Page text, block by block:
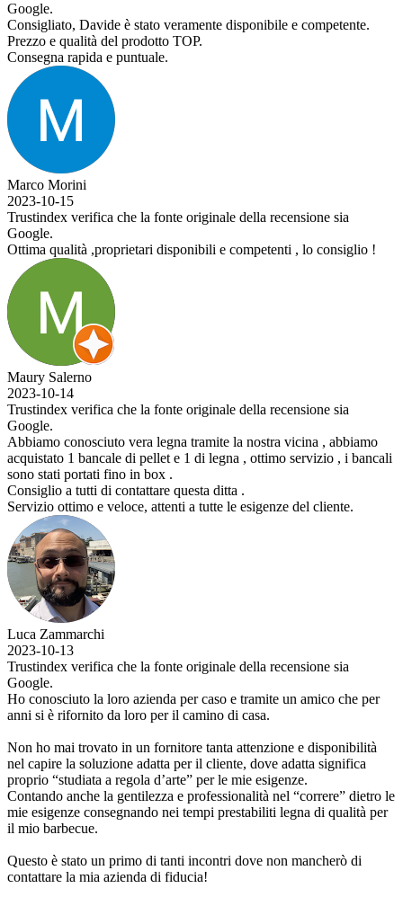
Google.
Consigliato, Davide è stato veramente disponibile e competente.
Prezzo e qualità del prodotto TOP.
Consegna rapida e puntuale.
Marco Morini
2023-10-15
Trustindex verifica che la fonte originale della recensione sia
Google.
Ottima qualità ,proprietari disponibili e competenti , lo consiglio !
Maury Salerno
2023-10-14
Trustindex verifica che la fonte originale della recensione sia
Google.
Abbiamo conosciuto vera legna tramite la nostra vicina , abbiamo
acquistato 1 bancale di pellet e 1 di legna , ottimo servizio , i bancali
sono stati portati fino in box .
Consiglio a tutti di contattare questa ditta .
Servizio ottimo e veloce, attenti a tutte le esigenze del cliente.
Luca Zammarchi
2023-10-13
Trustindex verifica che la fonte originale della recensione sia
Google.
Ho conosciuto la loro azienda per caso e tramite un amico che per
anni si è rifornito da loro per il camino di casa.
Non ho mai trovato in un fornitore tanta attenzione e disponibilità
nel capire la soluzione adatta per il cliente, dove adatta significa
proprio “studiata a regola d’arte” per le mie esigenze.
Contando anche la gentilezza e professionalità nel “correre” dietro le
mie esigenze consegnando nei tempi prestabiliti legna di qualità per
il mio barbecue.
Questo è stato un primo di tanti incontri dove non mancherò di
contattare la mia azienda di fiducia!